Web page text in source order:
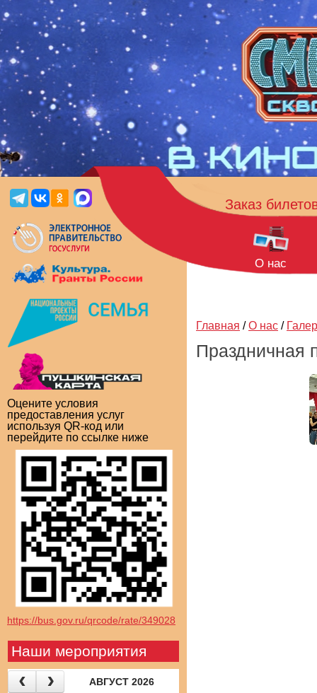
Оцените условия
предоставления услуг
используя QR-код или
перейдите по ссылке ниже
https://bus.gov.ru/qrcode/rate/349028
Наши мероприятия
АВГУСТ 2026
Заказ
О нас
Главная / О нас /
Праздничная